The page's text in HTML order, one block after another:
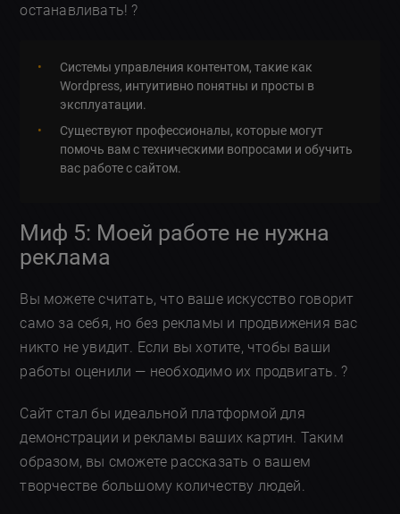
останавливать! ?
Системы управления контентом, такие как
Wordpress, интуитивно понятны и просты в
эксплуатации.
Существуют профессионалы, которые могут
помочь вам с техническими вопросами и обучить
вас работе с сайтом.
Миф 5: Моей работе не нужна
реклама
Вы можете считать, что ваше искусство говорит
само за себя, но без рекламы и продвижения вас
никто не увидит. Если вы хотите, чтобы ваши
работы оценили — необходимо их продвигать. ?
Сайт стал бы идеальной платформой для
демонстрации и рекламы ваших картин. Таким
образом, вы сможете рассказать о вашем
творчестве большому количеству людей.